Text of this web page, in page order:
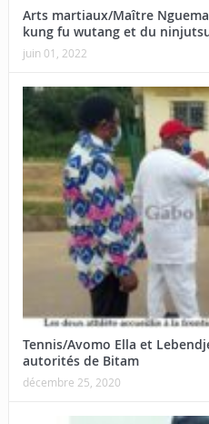
Arts martiaux/Maître
kung fu wutang et du
juin 01, 2022
Tennis/Avomo Ella et
autorités de Bitam
décembre 25, 2020